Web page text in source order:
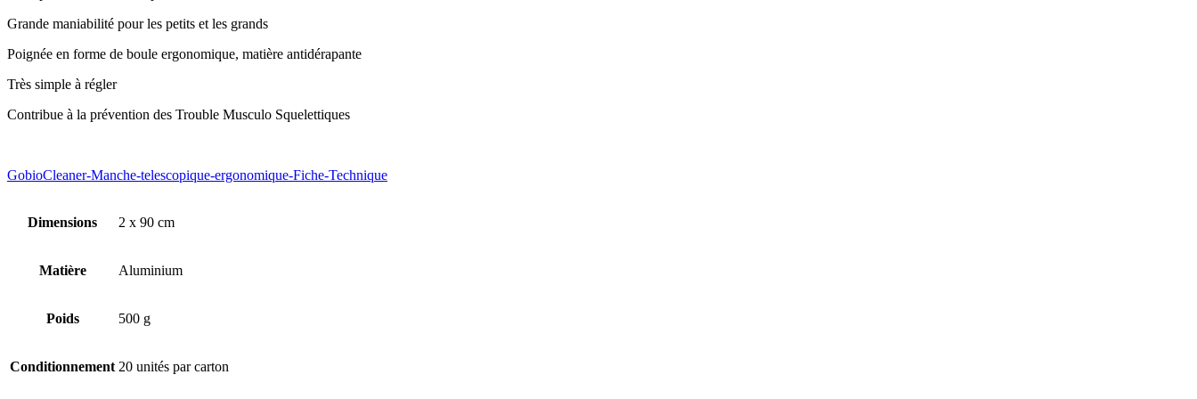
Grande maniabilité pour les petits et les grands
Poignée en forme de boule ergonomique, matière antidérapante
Très simple à régler
Contribue à la prévention des Trouble Musculo Squelettiques
GobioCleaner-Manche-telescopique-ergonomique-Fiche-Technique
Dimensions 2 x 90 cm
Matière Aluminium
Poids 500 g
Conditionnement 20 unités par carton